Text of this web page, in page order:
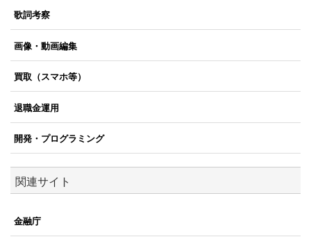
歌詞考察
画像・動画編集
買取（スマホ等）
退職金運用
開発・プログラミング
関連サイト
金融庁